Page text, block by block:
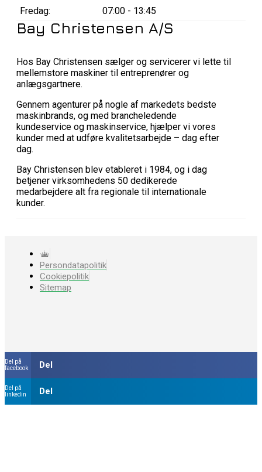
Fredag:
07:00 - 13:45
Bay Christensen A/S
Hos Bay Christensen sælger og servicerer vi lette til
mellemstore maskiner til entreprenører og
anlægsgartnere.
Gennem agenturer på nogle af markedets bedste
maskinbrands, og med brancheledende
kundeservice og maskinservice, hjælper vi vores
kunder med at udføre kvalitetsarbejde – dag efter
dag.
Bay Christensen blev etableret i 1984, og i dag
betjener virksomhedens 50 dedikerede
medarbejdere alt fra regionale til internationale
kunder.
Persondatapolitik
Cookiepolitik
Sitemap
Del på
facebook
Del
Del på
linkedin
Del